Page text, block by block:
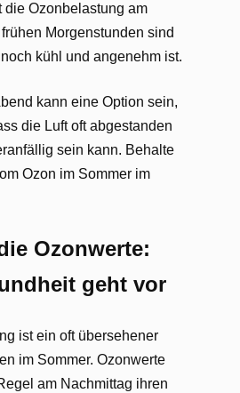
die Ozonbelastung am
Morgenstunden sind
kühl und angenehm ist.
kann eine Option sein,
die Luft oft abgestanden
sein kann. Behalte
Ozon im Sommer im
Ozonwerte:
geht vor
ist ein oft übersehener
im Sommer. Ozonwerte
am Nachmittag ihren